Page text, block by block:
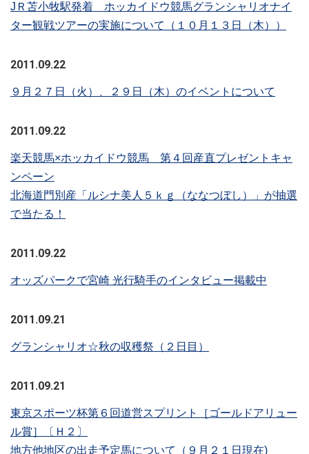
JＲ苫小牧駅発着 ホッカイドウ競馬グランシャリオナイ
ター観戦ツアーの実施について（１０月１３日（木））
2011.09.22
９月２７日（火）、２９日（木）のイベントについて
2011.09.22
楽天競馬×ホッカイドウ競馬 第４回産直プレゼントキャ
ンペーン
北海道門別産「ルシナ美人５ｋｇ（ななつぼし）」が抽選
で当たる！
2011.09.22
オッズパークで宮崎 光行騎手のインタビュー掲載中
2011.09.21
グランシャリオ☆秋の収穫祭（２日目）
2011.09.21
東京スポーツ杯第６回道営スプリント［ゴールドアリュー
ル賞］〔Ｈ２〕
地方他地区の出走予定馬について（９月２１日現在)